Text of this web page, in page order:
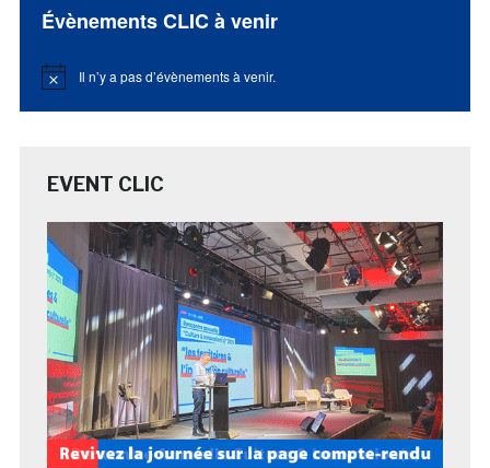
Évènements CLIC à venir
Notice Il n’y a pas d’évènements à venir.
EVENT CLIC